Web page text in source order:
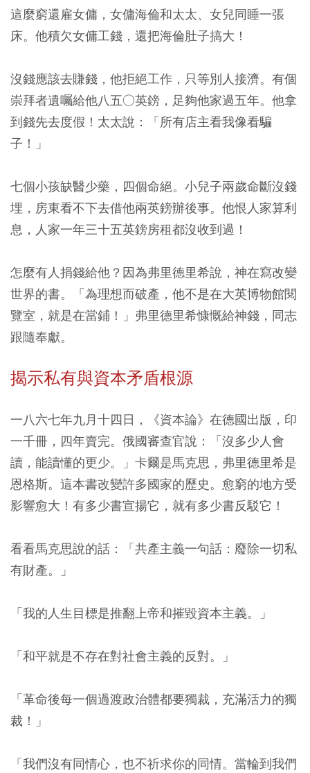
這麼窮還雇女傭，女傭海倫和太太、女兒同睡一張
床。他積欠女傭工錢，還把海倫肚子搞大！
沒錢應該去賺錢，他拒絕工作，只等別人接濟。有個
崇拜者遺囑給他八五○英鎊，足夠他家過五年。他拿
到錢先去度假！太太說：「所有店主看我像看騙
子！」
七個小孩缺醫少藥，四個命絕。小兒子兩歲命斷沒錢
埋，房東看不下去借他兩英鎊辦後事。他恨人家算利
息，人家一年三十五英鎊房租都沒收到過！
怎麼有人捐錢給他？因為弗里德里希說，神在寫改變
世界的書。「為理想而破產，他不是在大英博物館閱
覽室，就是在當鋪！」弗里德里希慷慨給神錢，同志
跟隨奉獻。
揭示私有與資本矛盾根源
一八六七年九月十四日，《資本論》在德國出版，印
一千冊，四年賣完。俄國審查官說：「沒多少人會
讀，能讀懂的更少。」卡爾是馬克思，弗里德里希是
恩格斯。這本書改變許多國家的歷史。愈窮的地方受
影響愈大！有多少書宣揚它，就有多少書反駁它！
看看馬克思說的話：「共產主義一句話：廢除一切私
有財產。」
「我的人生目標是推翻上帝和摧毀資本主義。」
「和平就是不存在對社會主義的反對。」
「革命後每一個過渡政治體都要獨裁，充滿活力的獨
裁！」
「我們沒有同情心，也不祈求你的同情。當輪到我們